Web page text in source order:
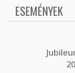
ESEMÉNYEK
J